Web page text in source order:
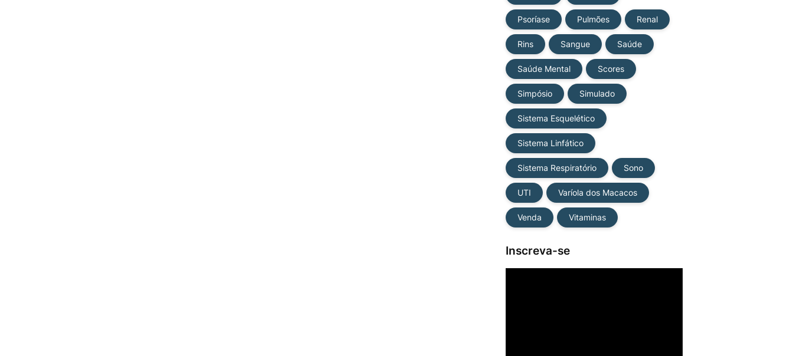
Psoríase Pulmões Renal
Rins Sangue Saúde
Saúde Mental Scores
Simpósio Simulado
Sistema Esquelético
Sistema Linfático
Sistema Respiratório Sono
UTI Varíola dos Macacos
Venda Vitaminas
Inscreva-se